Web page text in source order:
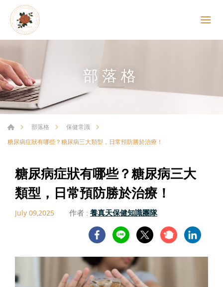
部落格
部落格
保健常識
糖尿病症狀有哪些？糖尿病三大類型，日常預防勝於治療！
糖尿病症狀有哪些？糖尿病三大
類型，日常預防勝於治療！
July 09,2025 作者 : 養真天保健知識團隊